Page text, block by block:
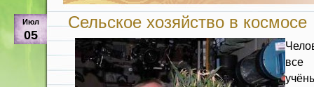
Июл
05
Сельское хозяйство в космосе
все